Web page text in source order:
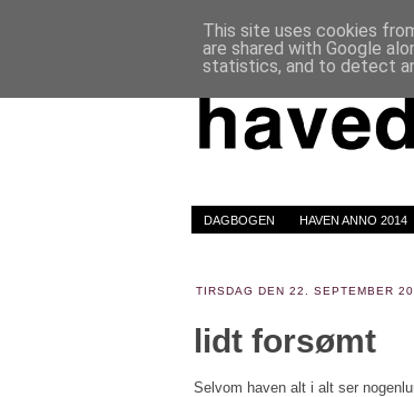
DAGBOGEN HAVEN ANNO 2014
TIRSDAG DEN 22. SEPTEMBER
lidt forsømt
Selvom haven alt i alt ser
This site uses cookies
are shared with Google
statistics, and to detect